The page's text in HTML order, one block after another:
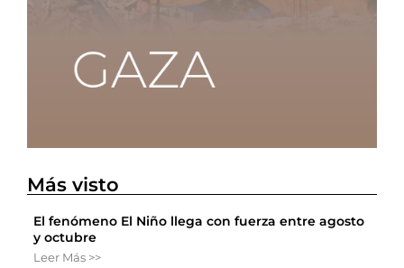
Más visto
El fenómeno El Niño llega con fuerza entre agosto
y octubre
Leer Más >>